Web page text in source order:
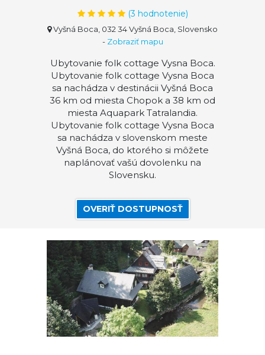
(3 hodnotenie)
Vyšná Boca, 032 34 Vyšná Boca, Slovensko
- Zobraziť mapu
Ubytovanie folk cottage Vysna Boca.
Ubytovanie folk cottage Vysna Boca
sa nachádza v destinácii Vyšná Boca
36 km od miesta Chopok a 38 km od
miesta Aquapark Tatralandia.
Ubytovanie folk cottage Vysna Boca
sa nachádza v slovenskom meste
Vyšná Boca, do ktorého si môžete
naplánovať vašú dovolenku na
Slovensku.
OVERIŤ DOSTUPNOSŤ